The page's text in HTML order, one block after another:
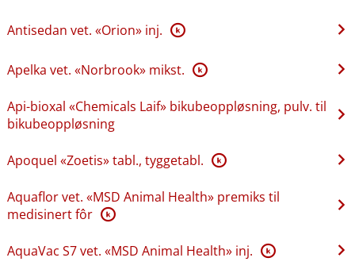
Antisedan vet. «Orion» inj. K
Apelka vet. «Norbrook» mikst. K
Api-bioxal «Chemicals Laif» bikubeoppløsning, pulv. til
bikubeoppløsning
Apoquel «Zoetis» tabl., tyggetabl. K
Aquaflor vet. «MSD Animal Health» premiks til
medisinert fôr K
AquaVac S7 vet. «MSD Animal Health» inj. K